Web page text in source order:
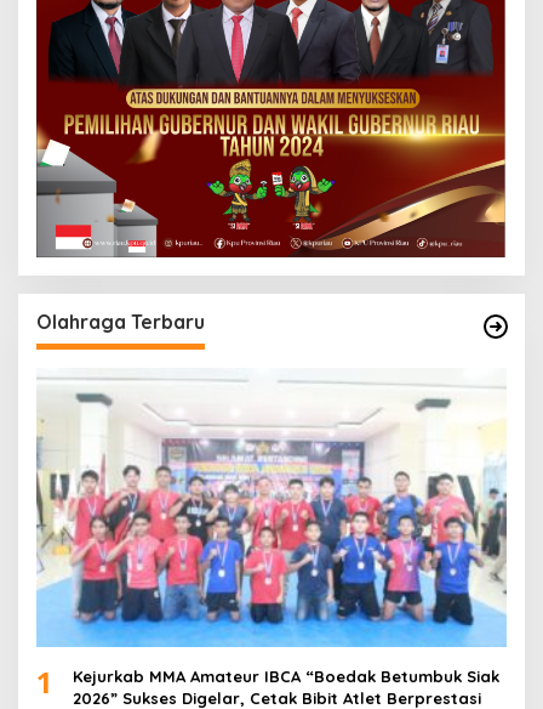
Olahraga Terbaru
1
Kejurkab MMA Amateur IBCA “Boedak Betumbuk Siak
2026” Sukses Digelar, Cetak Bibit Atlet Berprestasi